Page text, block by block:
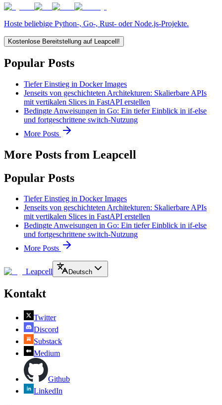
Hoste beliebige Python-, Go-, Rust- oder Node.js-Projekte.
Kostenlose Bereitstellung auf Leapcell!
Popular Posts
Tiefer Einstieg in Docker Images
Jenseits von geschichteten Architekturen: Skalierbare APIs
mit vertikalen Slices in FastAPI erstellen
Bedingte Anweisungen in Go: Ein tiefer Einblick in if-else
und fortgeschrittene switch-Nutzung
More Posts
More Posts from Leapcell
Popular Posts
Tiefer Einstieg in Docker Images
Jenseits von geschichteten Architekturen: Skalierbare APIs
mit vertikalen Slices in FastAPI erstellen
Bedingte Anweisungen in Go: Ein tiefer Einblick in if-else
und fortgeschrittene switch-Nutzung
More Posts
Leapcell Deutsch
Kontakt
Twitter
Discord
Substack
Medium
Github
LinkedIn